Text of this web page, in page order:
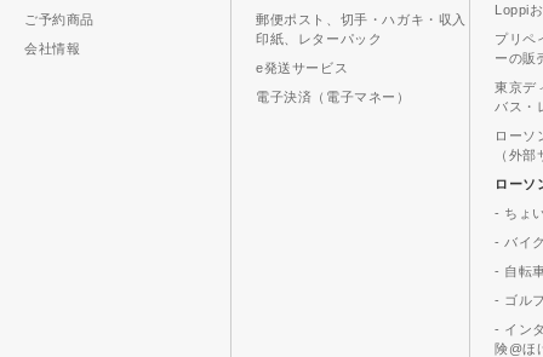
ご予約商品
会社情報
郵便ポスト、切手・ハガキ・収入
印紙、レターパック
e発送サービス
電子決済（電子マネー）
Loppi
プリペ
ーの販
東京デ
バス・
ローソ
（外
ローソ
- ちょ
- バイ
- 自転
- ゴル
- イン
険@ほ